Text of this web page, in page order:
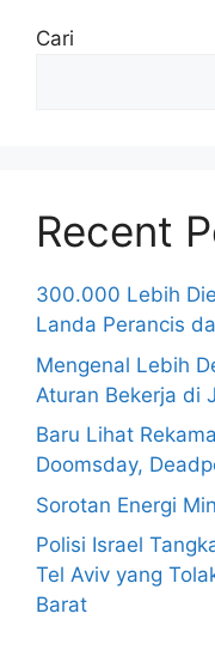
Cari
Recent
300.000 Lebih
Landa Perancis
Mengenal Lebih
Aturan Bekerja di
Baru Lihat
Doomsday,
Sorotan Energi
Polisi Israel
Tel Aviv yang
Barat